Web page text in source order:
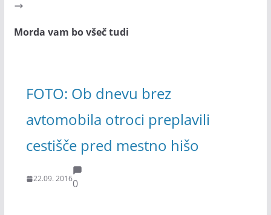
Morda vam bo všeč tudi
FOTO: Ob dnevu brez
avtomobila otroci preplavili
cestišče pred mestno hišo
22.09. 20160